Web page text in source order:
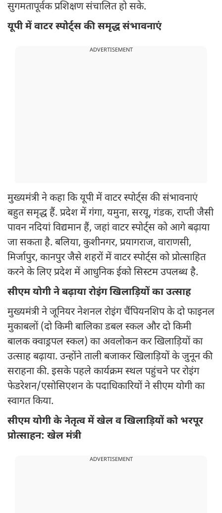
सुगमतापूर्वक प्रशिक्षण संचालित हो सके.
यूपी में वाटर स्पोर्ट्स की समृद्ध संभावनाएं
ADVERTISEMENT
मुख्यमंत्री ने कहा कि यूपी में वाटर स्पोर्ट्स की संभावनाएं
बहुत समृद्ध हैं. प्रदेश में गंगा, यमुना, सरयू, गंडक, राप्ती जैसी
पावन नदियां विद्यमान हैं, जहां वाटर स्पोर्ट्स को आगे बढ़ाया
जा सकता है. बलिया, कुशीनगर, प्रयागराज, वाराणसी,
मिर्जापुर, कानपुर जैसे शहरों में वाटर स्पोर्ट्स को प्रोत्साहित
करने के लिए प्रदेश में आधुनिक ईको सिस्टम उपलब्ध है.
सीएम योगी ने बढ़ाया रोइंग खिलाड़ियों का उत्साह
मुख्यमंत्री ने जूनियर नेशनल रोइंग चैंपियनशिप के दो फाइनल
मुकाबलों (दो किमी बालिका डबल स्कल और दो किमी
बालक क्वाड्रपल स्कल) का अवलोकन कर खिलाड़ियों का
उत्साह बढ़ाया. उन्होंने ताली बजाकर खिलाड़ियों के जुनून की
सराहना की. इसके पहले कार्यक्रम स्थल पहुंचने पर रोइंग
फेडरेशन/एसोसिएशन के पदाधिकारियों ने सीएम योगी का
स्वागत किया.
सीएम योगी के नेतृत्व में खेल व खिलाड़ियों को भरपूर
प्रोत्साहन: खेल मंत्री
ADVERTISEMENT